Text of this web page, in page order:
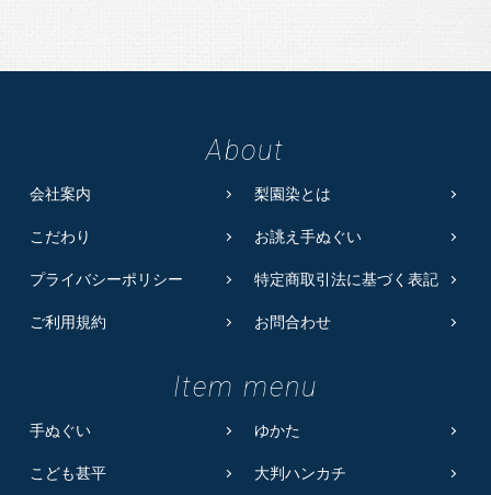
About
会社案内 梨園染とは
こだわり お誂え手ぬぐい
プライバシーポリシー 特定商取引法に基づく表記
ご利用規約 お問合わせ
Item menu
手ぬぐい ゆかた
こども甚平 大判ハンカチ